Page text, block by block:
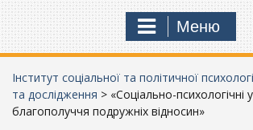
Меню
Інститут соціальної та політичної
та дослідження > «Соціально-психологічні
благополуччя подружніх відносин»